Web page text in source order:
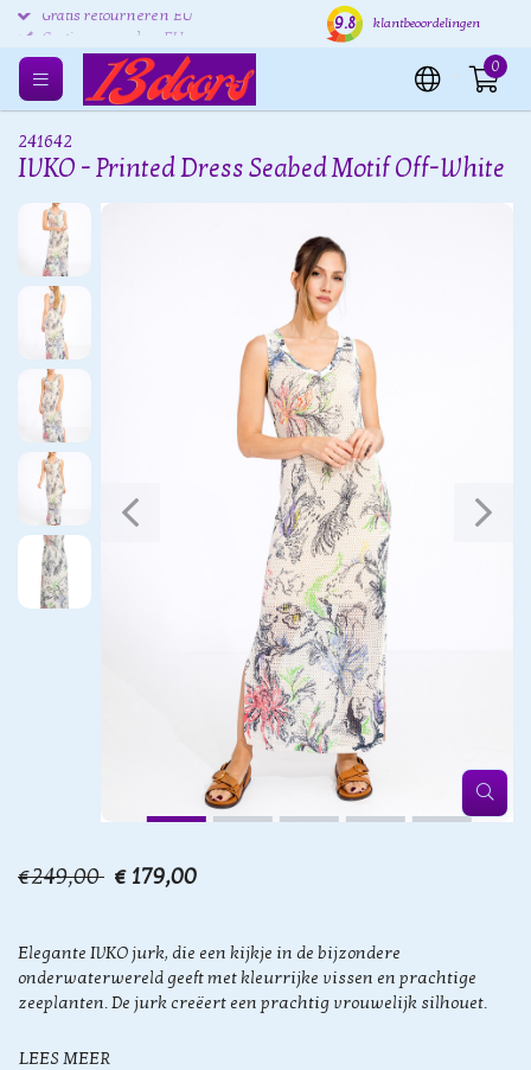
Gratis retourneren EU Verzending binnen 24 uur
9.8 klantbeoordelingen
0
241642
IVKO - Printed Dress Seabed Motif Off-White
€249,00 € 179,00
Elegante IVKO jurk, die een kijkje in de bijzondere
onderwaterwereld geeft met kleurrijke vissen en prachtige
zeeplanten. De jurk creëert een prachtig vrouwelijk silhouet.
LEES MEER